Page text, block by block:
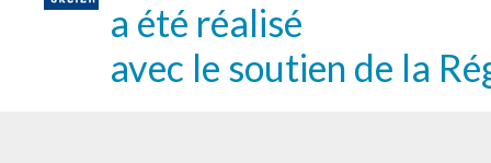
a été réalisé
avec le soutien de la